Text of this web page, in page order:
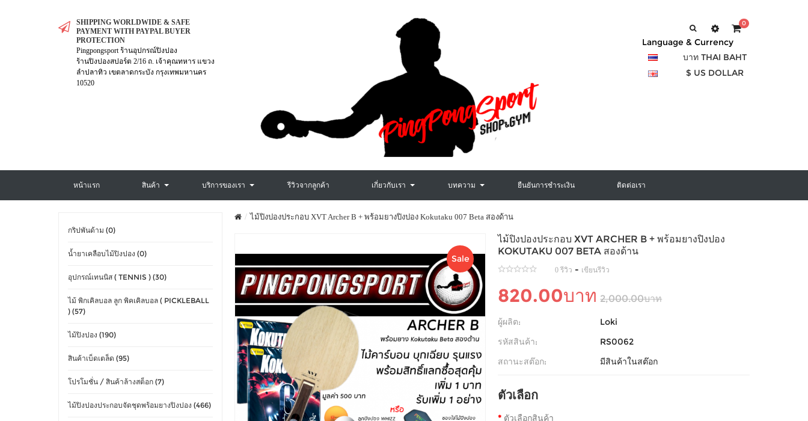
SHIPPING WORLDWIDE & SAFE
PAYMENT WITH PAYPAL BUYER
PROTECTION
Pingpongsport ร้านอุปกรณ์ปิงปอง
ร้านปิงปองสปอร์ต 2/16 ถ. เจ้าคุณทหาร แขวง
ลำปลาทิว เขตลาดกระบัง กรุงเทพมหานคร
10520
0
Language & Currency
บาท THAI BAHT
$ US DOLLAR
หน้าแรก สินค้า บริการของเรา รีวิวจากลูกค้า เกี่ยวกับเรา บทความ ยืนยันการชำระเงิน ติดต่อเรา
กริปพันด้าม (0)
น้ำยาเคลือบไม้ปิงปอง (0)
อุปกรณ์เทนนิส ( TENNIS ) (30)
ไม้ พิกเคิลบอล ลูก พิคเคิลบอล ( PICKLEBALL
) (57)
ไม้ปิงปอง (190)
สินค้าเบ็ดเตล็ด (95)
โปรโมชั่น / สินค้าล้างสต็อก (7)
ไม้ปิงปองประกอบจัดชุดพร้อมยางปิงปอง (466)
ไม้ปิงปองประกอบ XVT Archer B + พร้อมยางปิงปอง Kokutaku 007 Beta สองด้าน
Sale
ไม้ปิงปองประกอบ XVT ARCHER B + พร้อมยางปิงปอง
KOKUTAKU 007 BETA สองด้าน
0 รีวิว - เขียนรีวิว
820.00บาท 2,000.00บาท
ผู้ผลิต:
Loki
รหัสสินค้า:
RS0062
สถานะสต๊อก:
มีสินค้าในสต๊อก
ตัวเลือก
ตัวเลือกสินค้า